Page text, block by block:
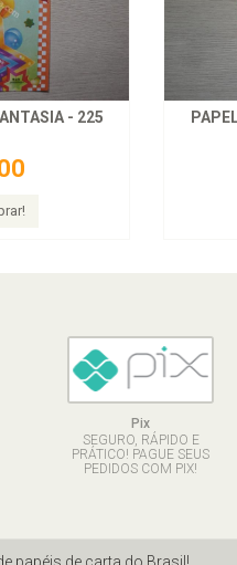
- 225
Pix
SEGURO, RÁPIDO E
PRÁTICO! PAGUE SEUS
PEDIDOS COM PIX!